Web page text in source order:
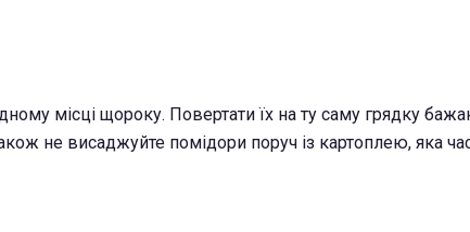
місці щороку. Повертати їх на ту саму грядку
не висаджуйте помідори поруч із картоплею, яка